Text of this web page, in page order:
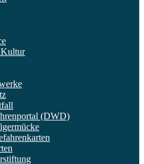
Kultur
(DWD)